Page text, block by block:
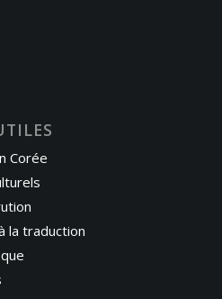
Corée
la traduction